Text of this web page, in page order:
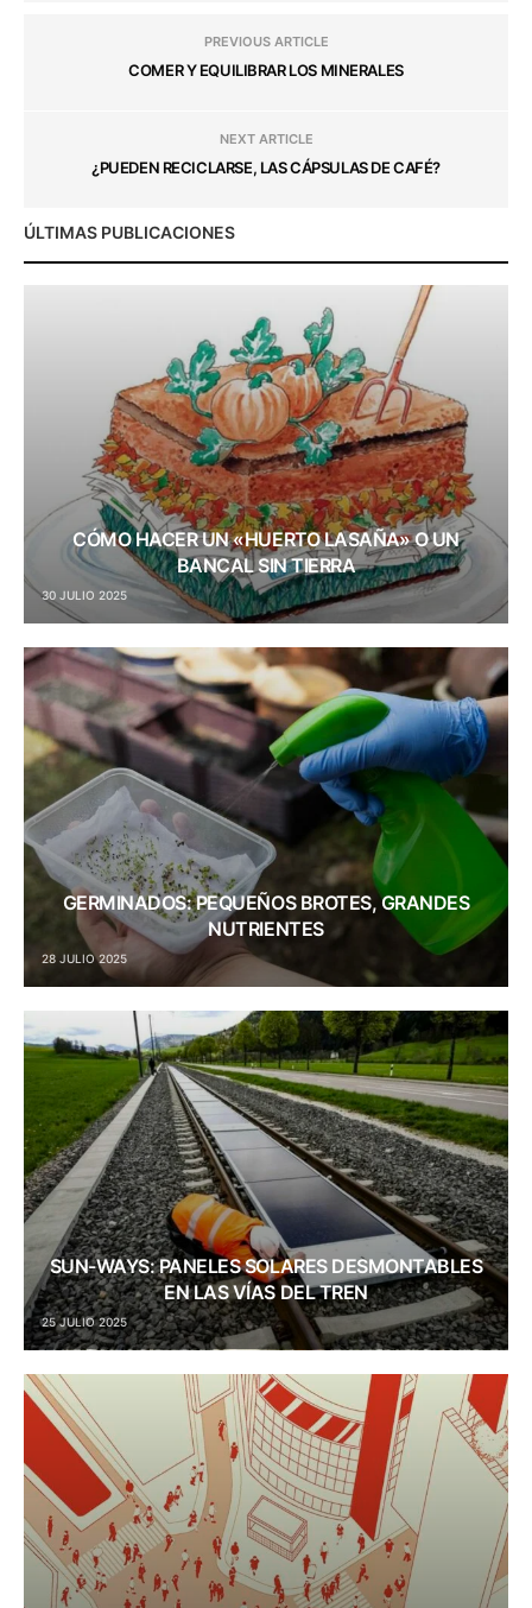
PREVIOUS ARTICLE
COMER Y EQUILIBRAR LOS MINERALES
NEXT ARTICLE
¿PUEDEN RECICLARSE, LAS CÁPSULAS DE CAFÉ?
ÚLTIMAS PUBLICACIONES
CÓMO HACER UN «HUERTO LASAÑA» O UN
BANCAL SIN TIERRA
30 JULIO 2025
GERMINADOS: PEQUEÑOS BROTES, GRANDES
NUTRIENTES
28 JULIO 2025
SUN-WAYS: PANELES SOLARES DESMONTABLES
EN LAS VÍAS DEL TREN
25 JULIO 2025